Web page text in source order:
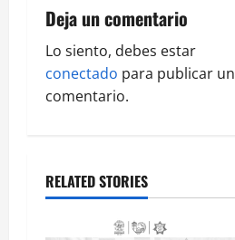
i
g
a
i
o
Deja un comentario
Lo siento, debes estar
conectado para publicar un
comentario.
RELATED STORIES